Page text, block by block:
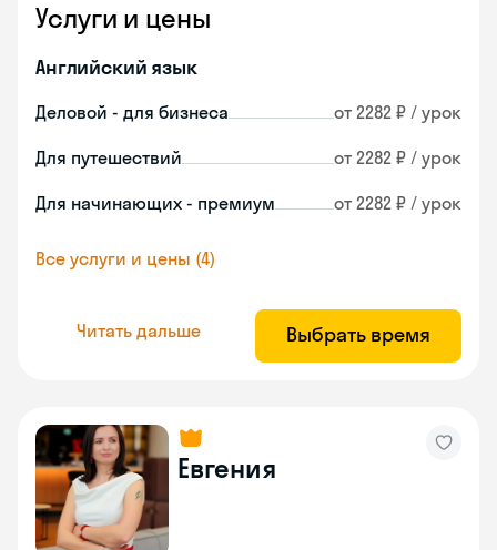
Услуги и цены
Английский язык
Деловой - для бизнеса от 2282 ₽ / урок
Для путешествий от 2282 ₽ / урок
Для начинающих - премиум от 2282 ₽ / урок
Все услуги и цены (4)
Читать дальше Выбрать время
Евгения